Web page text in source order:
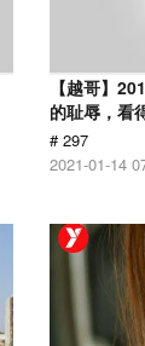
【越哥】
的耻辱，看
# 297
2021-01-14